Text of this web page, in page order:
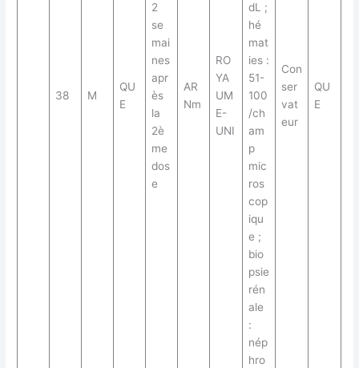
38 M
QU
E
2
se
mai
nes
apr
ès
la
2è
me
dos
e
AR
Nm
RO
YA
UM
E-
UNI
dL ;
hé
mat
ies :
51-
100
/ch
am
p
mic
ros
cop
iqu
e ;
bio
psie
rén
ale
:
nép
hro
Con
ser
vat
eur
QU
E